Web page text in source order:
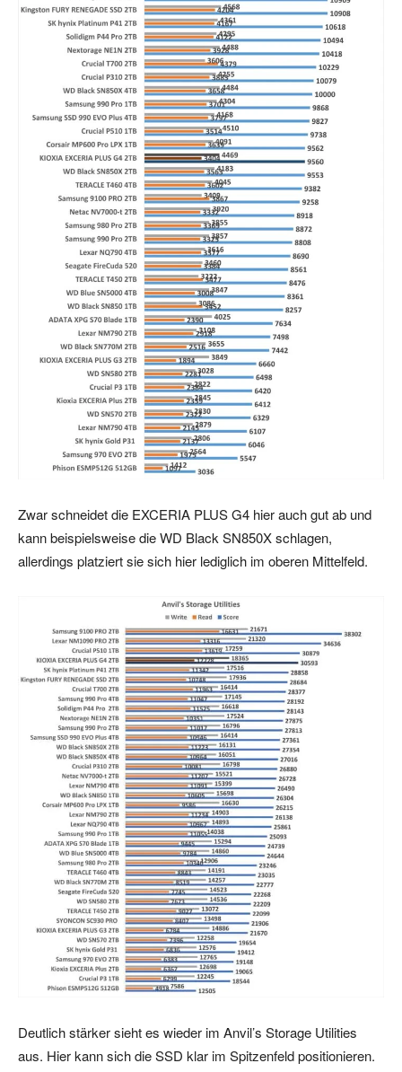
Zwar schneidet die EXCERIA PLUS G4 hier auch gut ab und
kann beispielsweise die WD Black SN850X schlagen,
allerdings platziert sie sich hier lediglich im oberen Mittelfeld.
Deutlich stärker sieht es wieder im Anvil’s Storage Utilities
aus. Hier kann sich die SSD klar im Spitzenfeld positionieren.